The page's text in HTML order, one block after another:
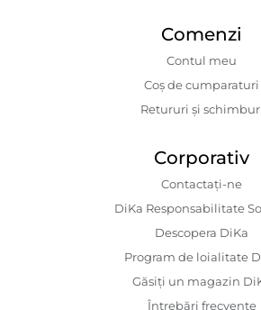
Comenzi
Contul meu
Coș de cumparaturi
Retururi și
Corporativ
Contactaţi-ne
DiKa Responsabilitate
Descopera DiKa
Program de loialitate
Găsiți un magazin
Întrebări frecvente